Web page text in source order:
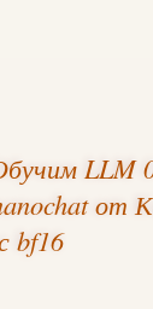
LLM
от
bf16